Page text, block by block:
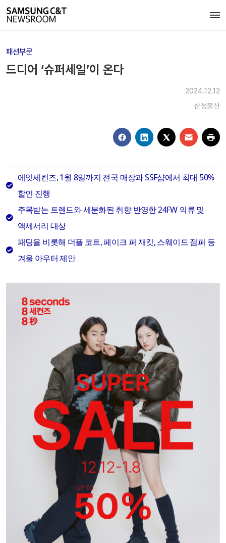
패션부문
드디어 ‘슈퍼세일’이 온다
2024.12.12
삼성물산
에잇세컨즈, 1월 8일까지 전국 매장과 SSF샵에서 최대 50%
할인 진행
주목받는 트렌드와 세분화된 취향 반영한 24FW 의류 및
액세서리 대상
패딩을 비롯해 더플 코트, 페이크 퍼 재킷, 스웨이드 점퍼 등
겨울 아우터 제안